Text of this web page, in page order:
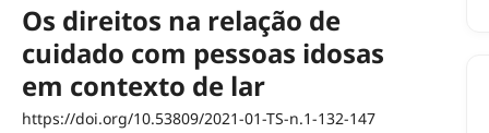
Os direitos na relação de
cuidado com pessoas idosas
em contexto de lar
https://doi.org/10.53809/2021-01-TS-n.1-132-147